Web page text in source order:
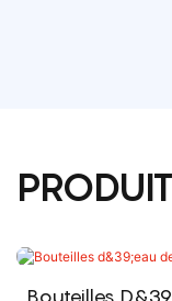
Bouteilles